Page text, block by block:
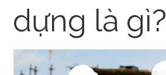
dựng là gì?